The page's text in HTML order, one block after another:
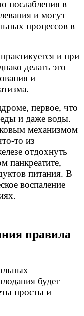
послабления в
и могут
процессов в
и при
делать это
и
первое, что
еды и даже воды.
механизмом
то из
отдохнуть
панкреатите,
питания. В
воспаление
правила
будет
просты и